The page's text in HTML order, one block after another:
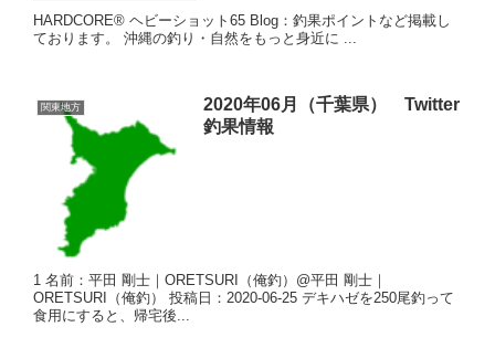
HARDCORE® ヘビーショット65 Blog：釣果ポイントなど掲載し
ております。 沖縄の釣り・自然をもっと身近に ...
関東地方
2020年06月（千葉県） Twitter
釣果情報
1 名前：平田 剛士｜ORETSURI（俺釣）@平田 剛士｜
ORETSURI（俺釣） 投稿日：2020-06-25 デキハゼを250尾釣って
食用にすると、帰宅後...